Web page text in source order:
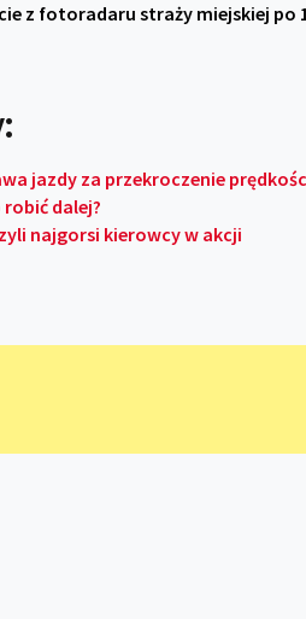
z fotoradaru straży miejskiej po
jazdy za przekroczenie
dalej?
najgorsi kierowcy w akcji